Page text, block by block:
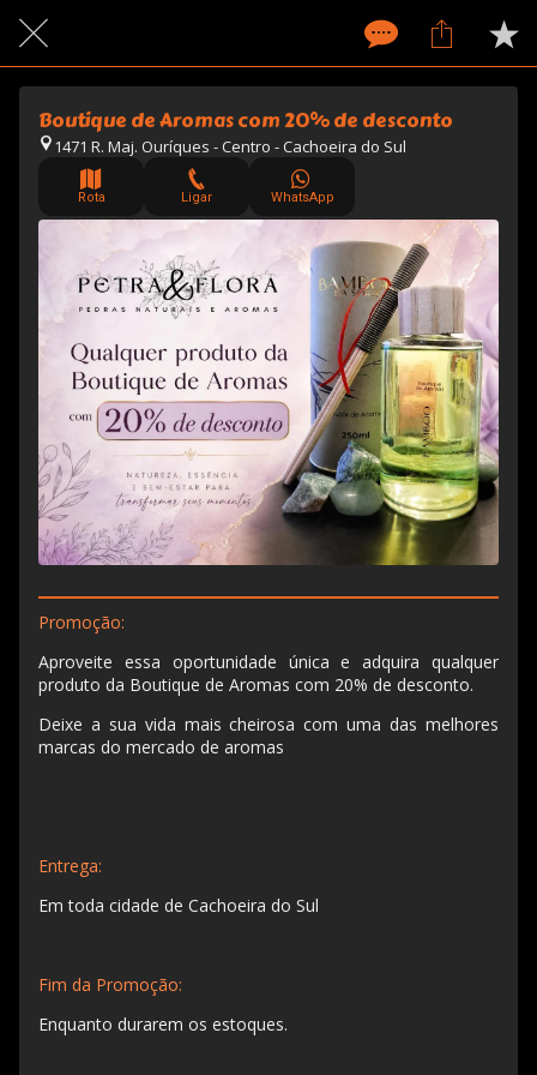
Boutique de Aromas com 20% de desconto
1471 R. Maj. Ouríques - Centro - Cachoeira do Sul
Rota Ligar WhatsApp
Promoção:
Aproveite essa oportunidade única e adquira qualquer
produto da Boutique de Aromas com 20% de desconto.
Deixe a sua vida mais cheirosa com uma das melhores
marcas do mercado de aromas
Entrega:
Em toda cidade de Cachoeira do Sul
Fim da Promoção:
Enquanto durarem os estoques.